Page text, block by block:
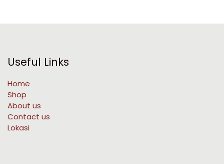
Useful Links
Home
Shop
About us
Contact us
Lokasi